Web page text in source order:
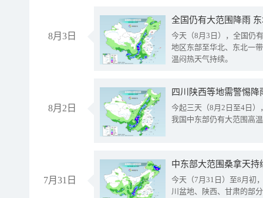
8月3日
全国仍有大范围降雨
今天（8月3日），全国仍
地区东部至华北、东北一
温闷热天气持续。
8月2日
今起三天（8月2日至4日
我国中东部仍有大范围高
7月31日
中东部大范围桑拿天
今天（7月31日）至8月初
川盆地、陕西、甘肃的部